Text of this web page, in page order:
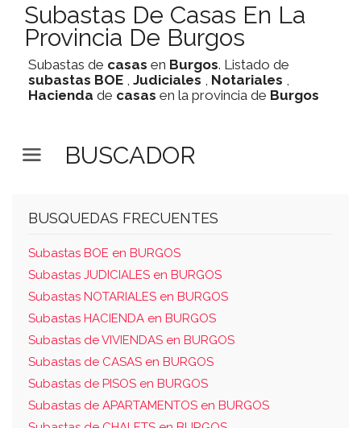
Subastas De Casas En La
Provincia De Burgos
Subastas de casas en Burgos. Listado de
subastas BOE , Judiciales , Notariales ,
Hacienda de casas en la provincia de Burgos
BUSCADOR
BUSQUEDAS FRECUENTES
Subastas BOE en BURGOS
Subastas JUDICIALES en BURGOS
Subastas NOTARIALES en BURGOS
Subastas HACIENDA en BURGOS
Subastas de VIVIENDAS en BURGOS
Subastas de CASAS en BURGOS
Subastas de PISOS en BURGOS
Subastas de APARTAMENTOS en BURGOS